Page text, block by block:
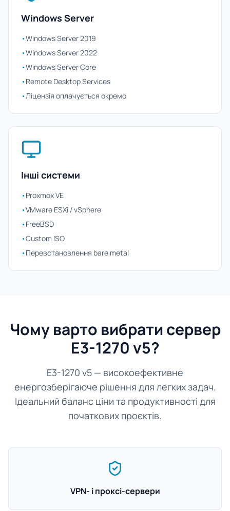
Windows Server
•Windows Server 2019
•Windows Server 2022
•Windows Server Core
•Remote Desktop Services
•Ліцензія оплачується окремо
Інші системи
•Proxmox VE
•VMware ESXi / vSphere
•FreeBSD
•Custom ISO
•Перевстановлення bare metal
Чому варто вибрати сервер
E3-1270 v5?
E3-1270 v5 — високоефективне
енергозберігаюче рішення для легких задач.
Ідеальний баланс ціни та продуктивності для
початкових проєктів.
VPN- і проксі-сервери